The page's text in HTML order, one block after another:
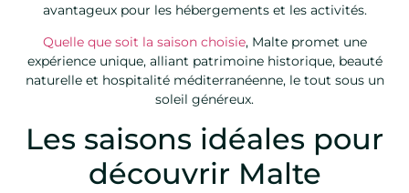
avantageux pour les hébergements et les activités.
Quelle que soit la saison choisie, Malte promet une
expérience unique, alliant patrimoine historique, beauté
naturelle et hospitalité méditerranéenne, le tout sous un
soleil généreux.
Les saisons idéales pour
découvrir Malte